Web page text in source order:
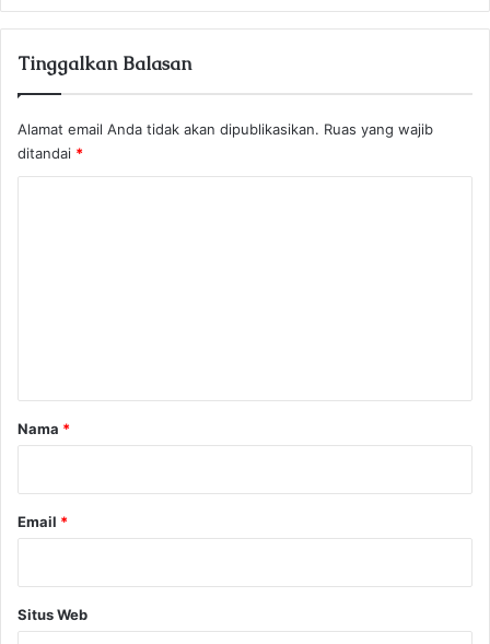
Tinggalkan Balasan
Alamat email Anda tidak akan dipublikasikan. Ruas yang wajib
ditandai *
rNama *
Email *
Situs Web